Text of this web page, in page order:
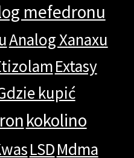
mefedronu
Analog Xanaxu
Extasy
kupić
kokolino
LSDMdma